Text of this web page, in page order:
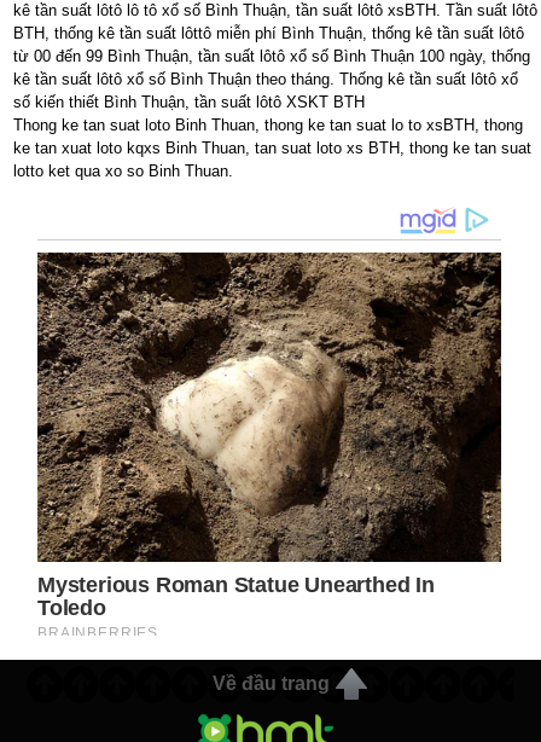
kê tần suất lôtô lô tô xổ số Bình Thuận, tần suất lôtô xsBTH. Tần suất lôtô
BTH, thống kê tần suất lôttô miễn phí Bình Thuận, thống kê tần suất lôtô
từ 00 đến 99 Bình Thuận, tần suất lôtô xổ số Bình Thuận 100 ngày, thống
kê tần suất lôtô xổ số Bình Thuận theo tháng. Thống kê tần suất lôtô xổ
số kiến thiết Bình Thuận, tần suất lôtô XSKT BTH
Thong ke tan suat loto Binh Thuan, thong ke tan suat lo to xsBTH, thong
ke tan xuat loto kqxs Binh Thuan, tan suat loto xs BTH, thong ke tan suat
lotto ket qua xo so Binh Thuan.
Về đầu trang